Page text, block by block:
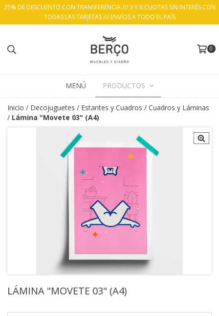
25% DE DESCUENTO CON TRANSFERENCIA /// 3 Y 6 CUOTAS SIN INTERÉS CON
TODAS LAS TARJETAS /// ENVÍOS A TODO EL PAÍS
0
MENÚ PRODUCTOS
Inicio / Decojuguetes / Estantes y Cuadros / Cuadros y Láminas
/ Lámina "Movete 03" (A4)
LÁMINA "MOVETE 03" (A4)